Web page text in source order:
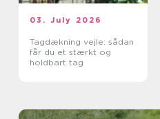
03. July 2026
Tagdækning vejle: sådan
får du et stærkt og
holdbart tag